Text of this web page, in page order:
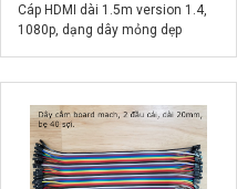
Cáp HDMI dài 1.5m version 1.4,
1080p, dạng dây mỏng dẹp